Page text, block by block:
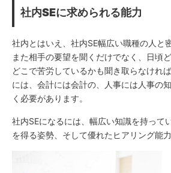
社内SEに求められる能力
社内とはいえ、社内SE幅広い職種の人と
また相手の要望を聞くだけでなく、日頃
どこで苦労しているかも聞き取らなけれ
には、会計には会計の、人事には人事の
く必要があります。
社内SEになるには、幅広い知識を持って
を得る姿勢、そして優れたヒアリング能力